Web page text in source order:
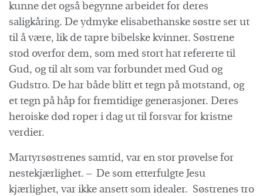
kunne det også begynne arbeidet for deres
saligkåring. De ydmyke elisabethanske søstre ser ut
til å være, lik de tapre bibelske kvinner. Søstrene
stod overfor dem, som med stort hat refererte til
Gud, og til alt som var forbundet med Gud og
Gudstro. De har både blitt et tegn på motstand, og
et tegn på håp for fremtidige generasjoner. Deres
heroiske død roper i dag ut til forsvar for kristne
verdier.
Martyrsøstrenes samtid, var en stor prøvelse for
nestekjærlighet. – De som etterfulgte Jesu
kjærlighet, var ikke ansett som idealer. Søstrenes tro